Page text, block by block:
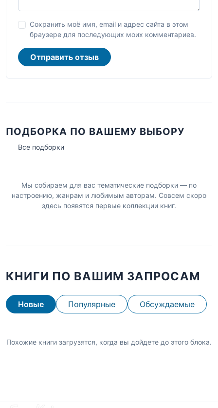
Сохранить моё имя, email и адрес сайта в этом
браузере для последующих моих комментариев.
Отправить отзыв
ПОДБОРКА ПО ВАШЕМУ ВЫБОРУ
Все подборки
Мы собираем для вас тематические подборки — по
настроению, жанрам и любимым авторам. Совсем скоро
здесь появятся первые коллекции книг.
КНИГИ ПО ВАШИМ ЗАПРОСАМ
Новые Популярные Обсуждаемые
Похожие книги загрузятся, когда вы дойдете до этого блока.